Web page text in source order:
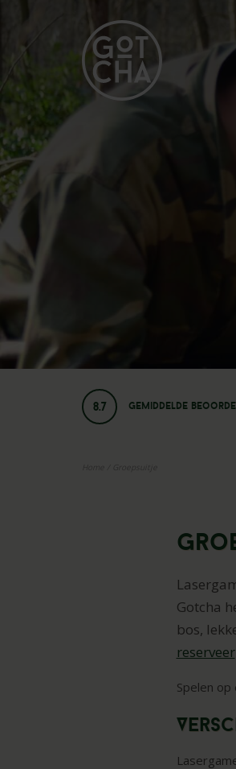
8.7 Gemiddelde
Gotcha
bos,
reserveer
Spelen